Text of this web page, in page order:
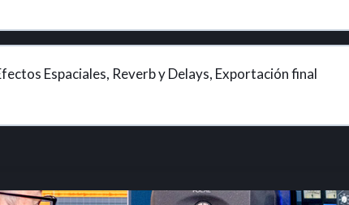
Espaciales, Reverb y Delays, Exportación final